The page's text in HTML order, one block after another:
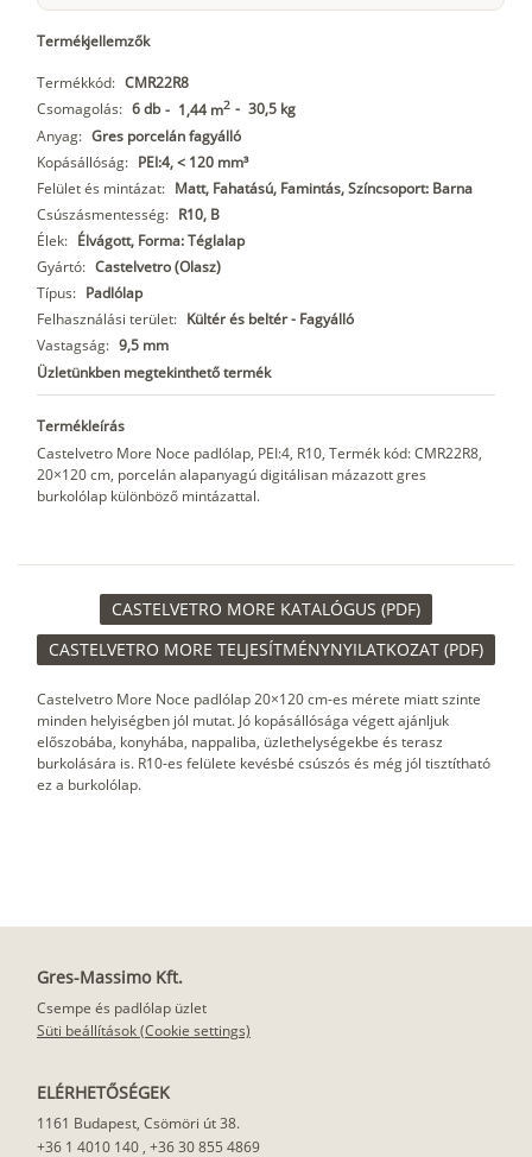
Termékjellemzők
Termékkód: CMR22R8
Csomagolás: 6 db - 1,44 m2 - 30,5 kg
Anyag: Gres porcelán fagyálló
Kopásállóság: PEI:4, < 120 mm³
Felület és mintázat: Matt, Fahatású, Famintás, Színcsoport: Barna
Csúszásmentesség: R10, B
Élek: Élvágott, Forma: Téglalap
Gyártó: Castelvetro (Olasz)
Típus: Padlólap
Felhasználási terület: Kültér és beltér - Fagyálló
Vastagság: 9,5 mm
Üzletünkben megtekinthető termék
Termékleírás
Castelvetro More Noce padlólap, PEI:4, R10, Termék kód: CMR22R8,
20×120 cm, porcelán alapanyagú digitálisan mázazott gres
burkolólap különböző mintázattal.
CASTELVETRO MORE KATALÓGUS (PDF)
CASTELVETRO MORE TELJESÍTMÉNYNYILATKOZAT (PDF)
Castelvetro More Noce padlólap 20×120 cm-es mérete miatt szinte
minden helyiségben jól mutat. Jó kopásállósága végett ajánljuk
előszobába, konyhába, nappaliba, üzlethelységekbe és terasz
burkolására is. R10-es felülete kevésbé csúszós és még jól tisztítható
ez a burkolólap.
Gres-Massimo Kft.
Csempe és padlólap üzlet
Süti beállítások (Cookie settings)
ELÉRHETŐSÉGEK
1161 Budapest, Csömöri út 38.
+36 1 4010 140 , +36 30 855 4869